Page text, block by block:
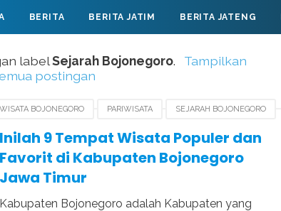
BERITA BERITA JATIM BERITA JATENG
labelSejarah Bojonegoro.
Tampilkan
postingan
BOJONEGORO PARIWISATA SEJARAH BOJONEGORO
WISATA JAWA TIMUR WISATA POPULER BOJONEGORO
Inilah 9 Tempat Wisata Populer dan
Favorit di Kabupaten Bojonegoro
Jawa Timur
Kabupaten Bojonegoro adalah Kabupaten yang